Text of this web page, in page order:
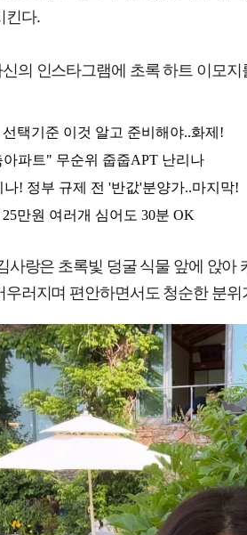
킨다.
의 인스타그램에 초록 하트 이모
사랑은 초록빛 덩굴 식물 앞에 앉아
우러지며 편안하면서도 청순한 분위